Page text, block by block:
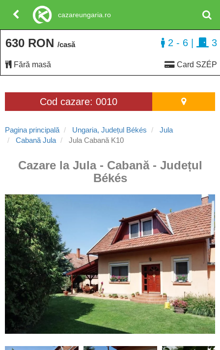
Cod cazare: 0010
Pagina principală Ungaria, Județul Békés
Jula
Cabană Jula
Jula Cabană K10
Cazare la Jula - Cabană - Județul
Békés
630 RON /casă
Fără masă Card SZÉP
2 - 6 3
cazareungaria.ro